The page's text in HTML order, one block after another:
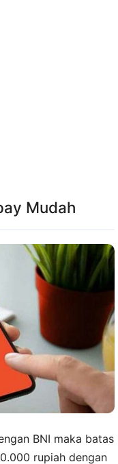
Mudah
BNI maka batas
rupiah dengan